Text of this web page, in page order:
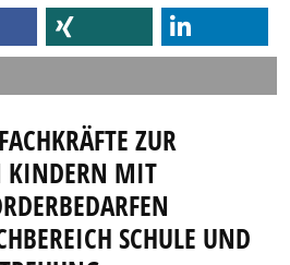
ZUR
KINDERN MIT
SCHULE UND